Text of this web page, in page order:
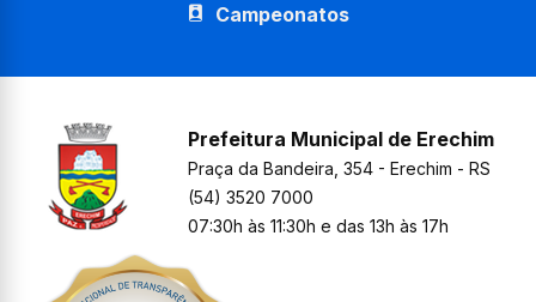
Campeonatos
Prefeitura Municipal de Erechim
Praça da Bandeira, 354 - Erechim - RS
(54) 3520 7000
07:30h às 11:30h e das 13h às 17h